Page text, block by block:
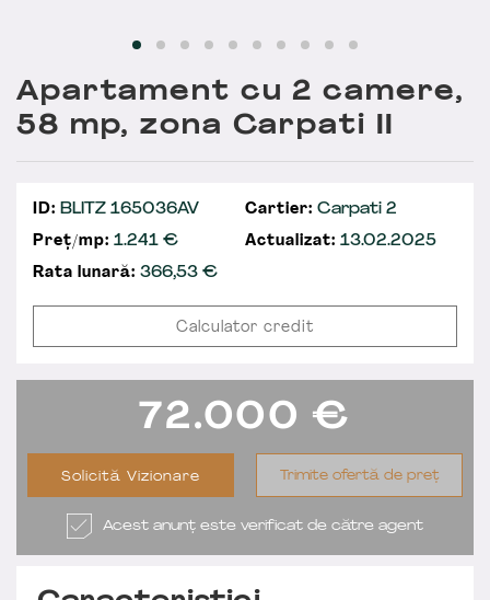
Apartament cu 2 camere,
58 mp, zona Carpati II
ID: BLITZ 165036AV Cartier: Carpati 2
Preț/mp: 1.241 € Actualizat: 13.02.2025
Rata lunară: 366,53€
Calculator credit
72.000 €
Solicită Vizionare Trimite ofertă de preț
Acest anunț este verificat de către agent